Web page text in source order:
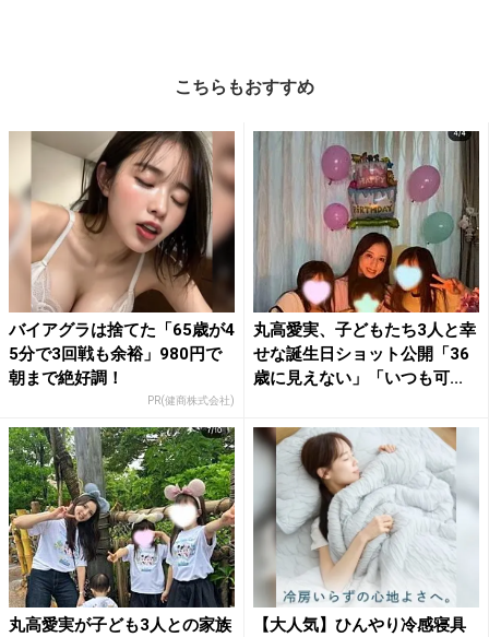
こちらもおすすめ
バイアグラは捨てた「65歳が4
5分で3回戦も余裕」980円で
朝まで絶好調！
PR(健商株式会社)
丸高愛実、子どもたち3人と幸
せな誕生日ショット公開「36
歳に見えない」「いつも可...
丸高愛実が子ども3人との家族
【大人気】ひんやり冷感寝具